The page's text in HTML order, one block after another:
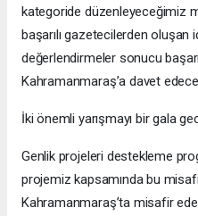
kategoride düzenleyeceğimiz
başarılı gazetecilerden oluşan
değerlendirmeler sonucu
Kahramanmaraş’a davet
İki önemli yarışmayı bir gala
Genlik projeleri destekleme
projemiz kapsamında bu
Kahramanmaraş’ta misafir